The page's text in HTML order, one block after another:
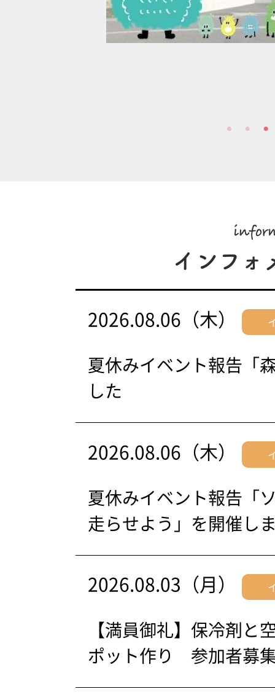
2026.08.06（木）
夏休みイベント報告「
した
2026.08.06（木）
夏休みイベント報告「
走らせよう」を開催し
2026.08.03（月）
【満員御礼】保冷剤と
ポット作り 参加者募